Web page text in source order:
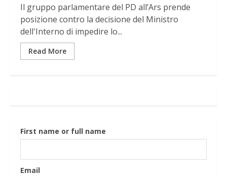
Il gruppo parlamentare del PD all’Ars prende
posizione contro la decisione del Ministro
dell'Interno di impedire lo...
Read More
First name or full name
Email